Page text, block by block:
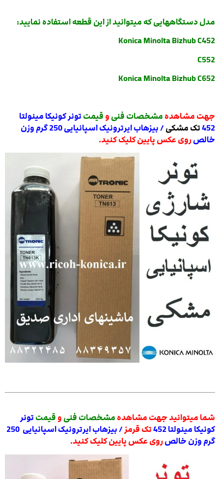
مدل دستگاههایی که میتوانید از این قطعه استفاده نمایید:
Konica Minolta Bizhub C452
C552
Konica Minolta Bizhub C652
جهت مشاهده مشخصات فنی و قیمت تونر کونیکا مینولتا
452تک مشکی
/ بیزهاب ایرترونیک اسپانیایی 250 گرم وزن
خالص روی عکس پایین کلیک کنید.
شما میتوانید جهت مشاهده مشخصات فنی و قیمت تونر
کونیکا مینولتا 452
تک قرمز
/ بیزهاب ایرترونیک اسپانیایی 250
گرم وزن خالص روی عکس پایین کلیک کنید.